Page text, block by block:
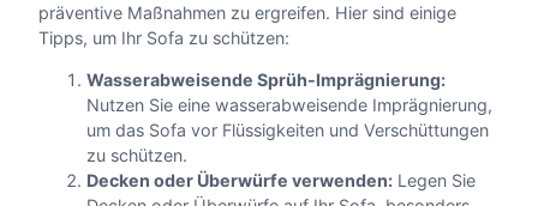
präventive Maßnahmen zu ergreifen. Hier sind einige
Tipps, um Ihr Sofa zu schützen:
Wasserabweisende Sprüh-Imprägnierung:
Nutzen Sie eine wasserabweisende Imprägnierung,
um das Sofa vor Flüssigkeiten und Verschüttungen
zu schützen.
Decken oder Überwürfe verwenden: Legen Sie